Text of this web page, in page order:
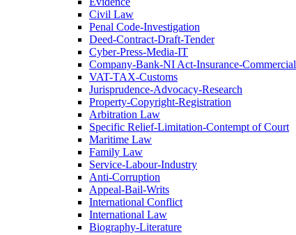
Civil Law
Penal Code-Investigation
Deed-Contract-Draft-Tender
Cyber-Press-Media-IT
Company-Bank-NI Act-Insurance-Commercial
VAT-TAX-Customs
Jurisprudence-Advocacy-Research
Property-Copyright-Registration
Arbitration Law
Specific Relief-Limitation-Contempt of Court
Maritime Law
Family Law
Service-Labour-Industry
Anti-Corruption
Appeal-Bail-Writs
International Conflict
International Law
Biography-Literature